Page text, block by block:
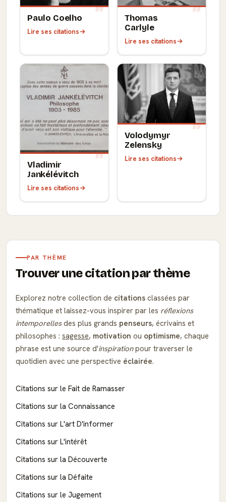
Paulo Coelho
Lire ses citations
Thomas
Carlyle
Lire ses citations
Vladimir
Jankélévitch
Lire ses citations
Volodymyr
Zelensky
Lire ses citations
PAR THÈME
Trouver une citation par thème
Explorez notre collection de citations classées par
thématique et laissez-vous inspirer par les réflexions
intemporellesdes plus grands penseurs, écrivains et
philosophes : sagesse, motivation ou optimisme, chaque
phrase est une source d'inspirationpour traverser le
quotidien avec une perspective éclairée.
Citations sur le Fait de Ramasser
Citations sur la Connaissance
Citations sur L'art D'informer
Citations sur L'intérêt
Citations sur la Découverte
Citations sur la Défaite
Citations sur le Jugement